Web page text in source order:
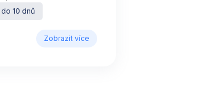
10 dnů
Zobrazit více